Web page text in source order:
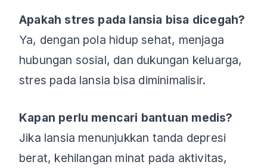
Apakah stres pada lansia bisa dicegah?
Ya, dengan pola hidup sehat, menjaga
hubungan sosial, dan dukungan keluarga,
stres pada lansia bisa diminimalisir.
Kapan perlu mencari bantuan medis?
Jika lansia menunjukkan tanda depresi
berat, kehilangan minat pada aktivitas,